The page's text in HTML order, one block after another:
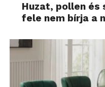
Huzat, pollen és
fele nem bírja a